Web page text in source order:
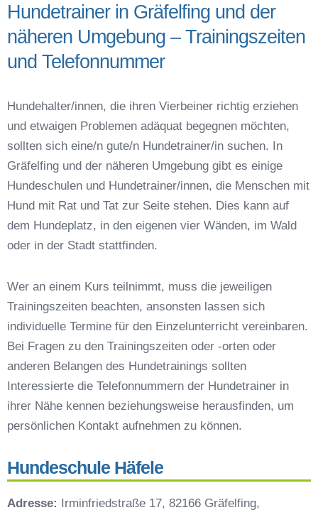
Hundetrainer in Gräfelfing und der näheren
Umgebung – Trainingszeiten und
Telefonnummer
Das macht einen guten Hundetrainer aus
Hundetrainer Ausbildung in Gräfelfing oder
online
Hundezubehör für das Training und
Hundespielzeug zur Beschäftigung
Preisvergleich der Hundeschulen in Gräfelfing
Hundeschulen vs. Hundesportvereine in
Gräfelfing
So findet man den richtigen Hundetrainer in
Hundeschule
Hundetrainer in Gräfelfing und der
näheren Umgebung – Trainingszeiten
und Telefonnummer
Hundehalter/innen, die ihren Vierbeiner richtig erziehen
und etwaigen Problemen adäquat begegnen möchten,
sollten sich eine/n gute/n Hundetrainer/in suchen. In
Gräfelfing und der näheren Umgebung gibt es einige
Hundeschulen und Hundetrainer/innen, die Menschen mit
Hund mit Rat und Tat zur Seite stehen. Dies kann auf
dem Hundeplatz, in den eigenen vier Wänden, im Wald
oder in der Stadt stattfinden.
Wer an einem Kurs teilnimmt, muss die jeweiligen
Trainingszeiten beachten, ansonsten lassen sich
individuelle Termine für den Einzelunterricht vereinbaren.
Bei Fragen zu den Trainingszeiten oder -orten oder
anderen Belangen des Hundetrainings sollten
Interessierte die Telefonnummern der Hundetrainer in
ihrer Nähe kennen beziehungsweise herausfinden, um
persönlichen Kontakt aufnehmen zu können.
Hundeschule Häfele
Adresse: Irminfriedstraße 17, 82166 Gräfelfing,